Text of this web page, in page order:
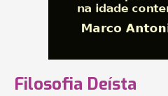
Filosofia Deísta